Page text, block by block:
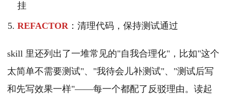
挂
REFACTOR ：清理代码，保持测试通过
skill 里还列出了一堆常见的"自我合理化"，比如"这个
太简单不需要测试"、"我待会儿补测试"、"测试后写
和先写效果一样"——每一个都配了反驳理由。读起